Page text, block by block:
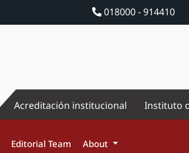
018000 - 914410
Acreditación institucional Instituto
Editorial Team About